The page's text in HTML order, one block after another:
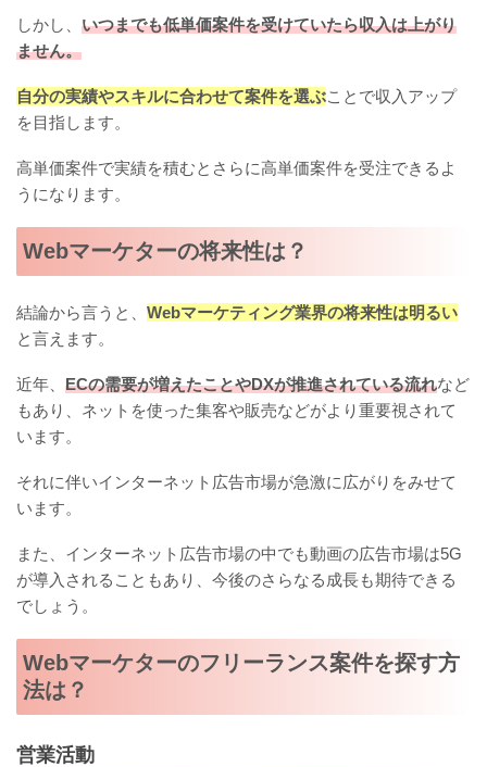
しかし、 いつまでも低単価案件を受けていたら収入は上がり
ません。
自分の実績やスキルに合わせて案件を選ぶことで収入アップ
を目指します。
高単価案件で実績を積むとさらに高単価案件を受注できるよ
うになります。
Webマーケターの将来性は？
結論から言うと、 Webマーケティング業界の将来性は明るい
と言えます。
近年、 ECの需要が増えたことやDXが推進されている流れなど
もあり、ネットを使った集客や販売などがより重要視されて
います。
それに伴いインターネット広告市場が急激に広がりをみせて
います。
また、インターネット広告市場の中でも動画の広告市場は5G
が導入されることもあり、今後のさらなる成長も期待できる
でしょう。
Webマーケターのフリーランス案件を探す方
法は？
営業活動